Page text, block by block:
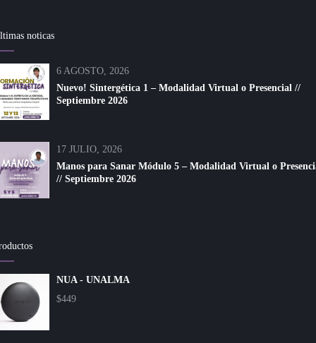
noticas
6 AGOSTO, 2026
Nuevo! Sintergética 1 – Modalidad Virtual o Presencial //
Septiembre 2026
17 JULIO, 2026
Manos para Sanar Módulo 5 – Modalidad Virtual o
// Septiembre 2026
NUA - UNALMA
$449